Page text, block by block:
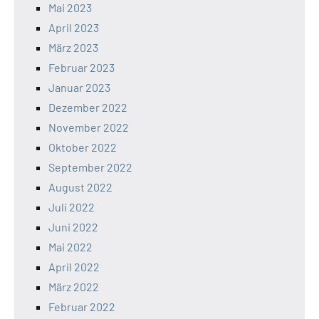
Mai 2023
April 2023
März 2023
Februar 2023
Januar 2023
Dezember 2022
November 2022
Oktober 2022
September 2022
August 2022
Juli 2022
Juni 2022
Mai 2022
April 2022
März 2022
Februar 2022